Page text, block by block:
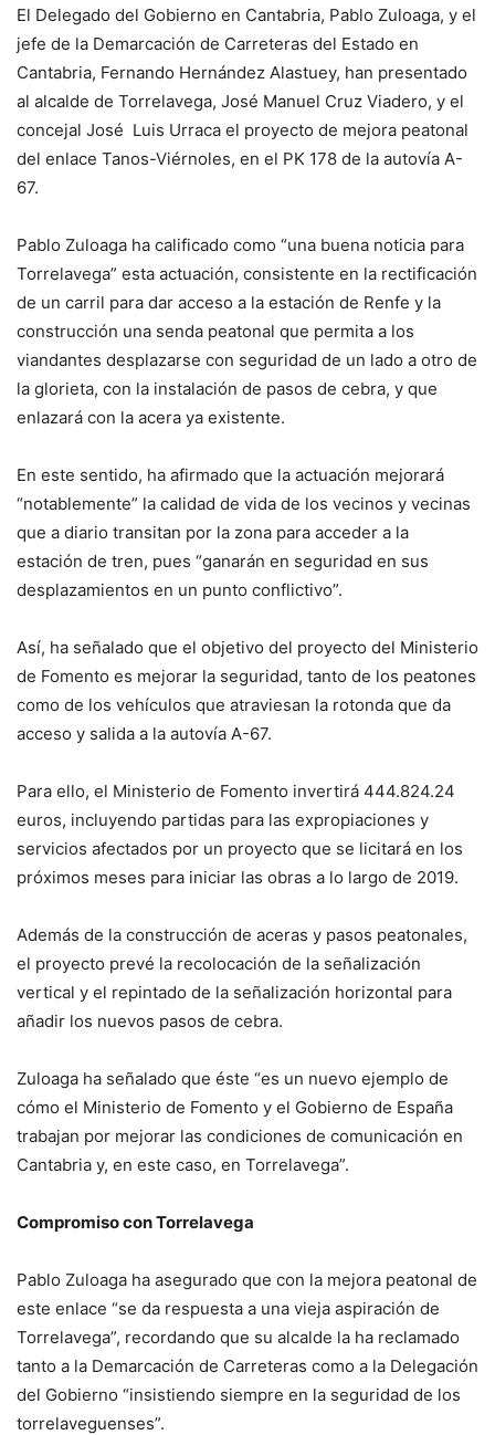
El Delegado del Gobierno en Cantabria, Pablo Zuloaga, y el
jefe de la Demarcación de Carreteras del Estado en
Cantabria, Fernando Hernández Alastuey, han presentado
al alcalde de Torrelavega, José Manuel Cruz Viadero, y el
concejal José Luis Urraca el proyecto de mejora peatonal
del enlace Tanos-Viérnoles, en el PK 178 de la autovía A-
67.
Pablo Zuloaga ha calificado como “una buena noticia para
Torrelavega” esta actuación, consistente en la rectificación
de un carril para dar acceso a la estación de Renfe y la
construcción una senda peatonal que permita a los
viandantes desplazarse con seguridad de un lado a otro de
la glorieta, con la instalación de pasos de cebra, y que
enlazará con la acera ya existente.
En este sentido, ha afirmado que la actuación mejorará
“notablemente” la calidad de vida de los vecinos y vecinas
que a diario transitan por la zona para acceder a la
estación de tren, pues “ganarán en seguridad en sus
desplazamientos en un punto conflictivo”.
Así, ha señalado que el objetivo del proyecto del Ministerio
de Fomento es mejorar la seguridad, tanto de los peatones
como de los vehículos que atraviesan la rotonda que da
acceso y salida a la autovía A-67.
Para ello, el Ministerio de Fomento invertirá 444.824.24
euros, incluyendo partidas para las expropiaciones y
servicios afectados por un proyecto que se licitará en los
próximos meses para iniciar las obras a lo largo de 2019.
Además de la construcción de aceras y pasos peatonales,
el proyecto prevé la recolocación de la señalización
vertical y el repintado de la señalización horizontal para
añadir los nuevos pasos de cebra.
Zuloaga ha señalado que éste “es un nuevo ejemplo de
cómo el Ministerio de Fomento y el Gobierno de España
trabajan por mejorar las condiciones de comunicación en
Cantabria y, en este caso, en Torrelavega”.
Compromiso con Torrelavega
Pablo Zuloaga ha asegurado que con la mejora peatonal de
este enlace “se da respuesta a una vieja aspiración de
Torrelavega”, recordando que su alcalde la ha reclamado
tanto a la Demarcación de Carreteras como a la Delegación
del Gobierno “insistiendo siempre en la seguridad de los
torrelaveguenses”.